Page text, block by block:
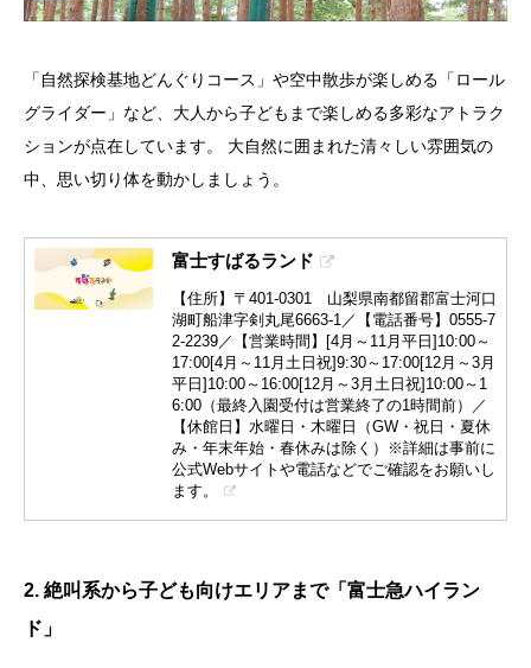
「自然探検基地どんぐりコース」や空中散歩が楽しめる「ロール
グライダー」など、大人から子どもまで楽しめる多彩なアトラク
ションが点在しています。 大自然に囲まれた清々しい雰囲気の
中、思い切り体を動かしましょう。
富士すばるランド
【住所】〒401-0301 山梨県南都留郡富士河口
湖町船津字剣丸尾6663-1／【電話番号】0555-7
2-2239／【営業時間】[4月～11月平日]10:00～
17:00[4月～11月土日祝]9:30～17:00[12月～3月
平日]10:00～16:00[12月～3月土日祝]10:00～1
6:00（最終入園受付は営業終了の1時間前）／
【休館日】水曜日・木曜日（GW・祝日・夏休
み・年末年始・春休みは除く）※詳細は事前に
公式Webサイトや電話などでご確認をお願いし
ます。
2. 絶叫系から子ども向けエリアまで「富士急ハイラン
ド」